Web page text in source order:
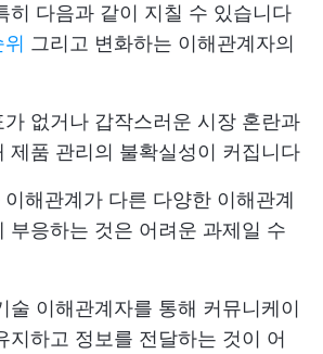
히 다음과 같이 지칠 수 있습니다
그리고 변화하는 이해관계자의
가 없거나 갑작스러운 시장 혼란과
제품 관리의 불확실성이 커집니다
해관계가 다른 다양한 이해관계
부응하는 것은 어려운 과제일 수
술 이해관계자를 통해 커뮤니케이
지하고 정보를 전달하는 것이 어